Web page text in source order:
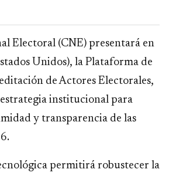
Electoral (CNE) presentará en
Unidos), la Plataforma de
de Actores Electorales,
institucional para
y transparencia de las
permitirá robustecer la